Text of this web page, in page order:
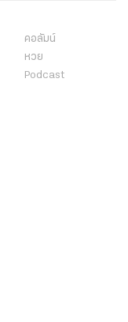
คอลัมน์
หวย
Podcast